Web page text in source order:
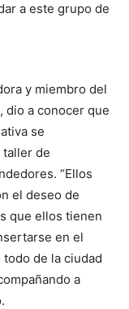
a este grupo de
y miembro del
dio a conocer que
se
taller de
“Ellos
el deseo de
que ellos tienen
en el
de la ciudad
a